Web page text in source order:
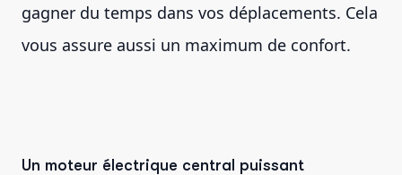
gagner du temps dans vos déplacements. Cela
vous assure aussi un maximum de confort.
Un moteur électrique central puissant